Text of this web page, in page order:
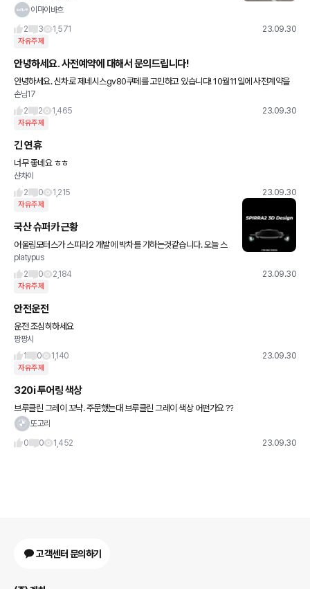
이마이바흐
2
3 1,571 23.09.30
자유주제
안녕하세요. 사전예약에 대해서 문의드립니다!
안녕하세요. 신차로 제네시스gv80쿠페를 고민하고 있습니다! 10월11일에 사전계약을
진행한다고 하는데 이건 딜러를 알아보고 딜러를 통해서 해야하는건가요?? 아니면 개인
적으로 홈페이지에서 계약을 해
손님17
2
2 1,465 23.09.30
자유주제
긴 연휴
너무 좋네요 ㅎㅎ
샨차이
2
0 1,215 23.09.30
자유주제
국산 슈퍼카 근황
어울림모터스가 스피라2 개발에 박차를 가하는것같습니다. 오늘 스
피라2의 디자인이 일부 공개되었네요 솔직히 기대 반 걱정 반.. 출처:
어울림모터스 인스타그램
platypus
2
0 2,184 23.09.30
자유주제
안전운전
운전 조심히하세요
팡팡시
1
0 1,140 23.09.30
자유주제
320i 투어링 색상
브루클린 그레이 꼬냑. 주문했는대 브루클린 그레이 색상 어떤가요 ??
또고리
0
0 1,452 23.09.30
고객센터 문의하기